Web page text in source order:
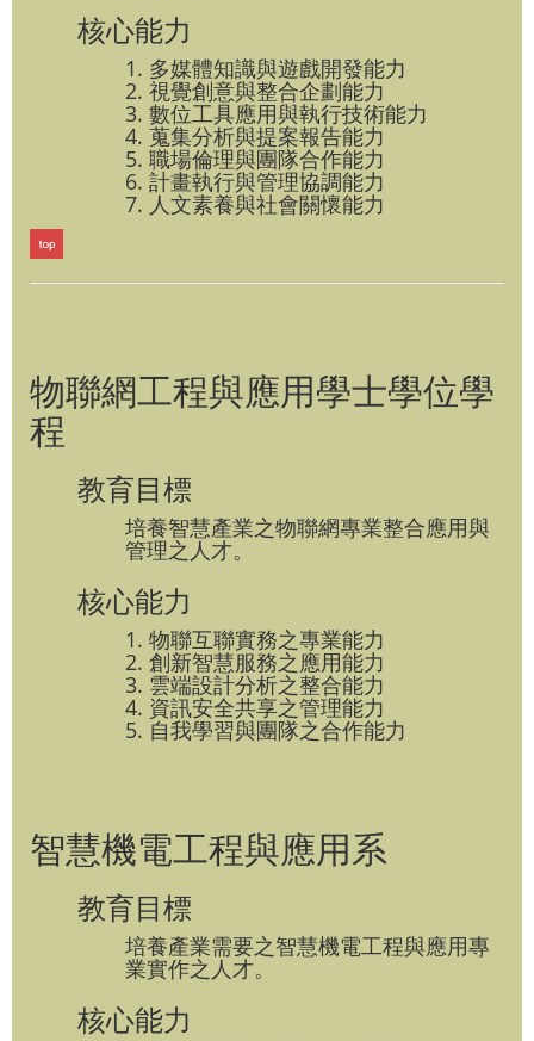
核心能力
1. 多媒體知識與遊戲開發能力
2. 視覺創意與整合企劃能力
3. 數位工具應用與執行技術能力
4. 蒐集分析與提案報告能力
5. 職場倫理與團隊合作能力
6. 計畫執行與管理協調能力
7. 人文素養與社會關懷能力
物聯網工程與應用學士學位學
程
教育目標
培養智慧產業之物聯網專業整合應用與
管理之人才。
核心能力
1. 物聯互聯實務之專業能力
2. 創新智慧服務之應用能力
3. 雲端設計分析之整合能力
4. 資訊安全共享之管理能力
5. 自我學習與團隊之合作能力
智慧機電工程與應用系
教育目標
培養產業需要之智慧機電工程與應用專
業實作之人才。
核心能力